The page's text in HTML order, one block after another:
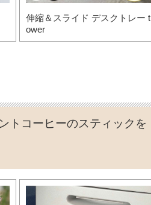
伸縮＆スライド デスクトレー t
ower
トコーヒーのスティックを